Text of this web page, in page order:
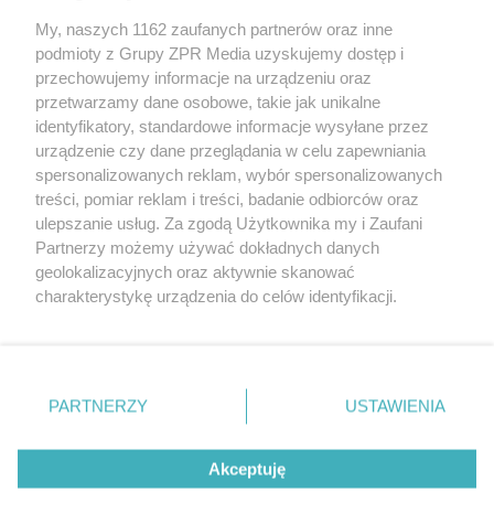
Żaden utwór zamieszczony w serwisie nie może być powielany i
rozpowszechniany lub dalej rozpowszechniany w jakikolwiek sposób (w
tym także elektroniczny lub mechaniczny) na jakimkolwiek polu
eksploatacji w jakiejkolwiek formie, włącznie z umieszczaniem w
Internecie bez pisemnej zgody właściciela praw. Jakiekolwiek użycie lub
wykorzystanie utworów w całości lub w części z naruszeniem prawa,
tzn. bez właściwej zgody, jest zabronione pod groźbą kary i może być
ścigane prawnie.
© 2026 Grupa ZPR Media
My, naszych 1162 zaufanych partnerów oraz inne
podmioty z Grupy ZPR Media uzyskujemy dostęp i
przechowujemy informacje na urządzeniu oraz
przetwarzamy dane osobowe, takie jak unikalne
identyfikatory, standardowe informacje wysyłane przez
urządzenie czy dane przeglądania w celu zapewniania
spersonalizowanych reklam, wybór spersonalizowanych
treści, pomiar reklam i treści, badanie odbiorców oraz
ulepszanie usług. Za zgodą Użytkownika my i Zaufani
Partnerzy możemy używać dokładnych danych
geolokalizacyjnych oraz aktywnie skanować
charakterystykę urządzenia do celów identyfikacji.
zmienić/wycofać klikając przycisk ustawień prywatności
znajdujący się w lewym dolnym rogu strony
rodzaje przetwarzania danych nie wymagają zgody
użytkownika, ale masz prawo sprzeciwić się takiemu
przetwarzaniu. Preferencje będą miały zastosowanie tylko
PARTNERZY USTAWIENIA
Akceptuję